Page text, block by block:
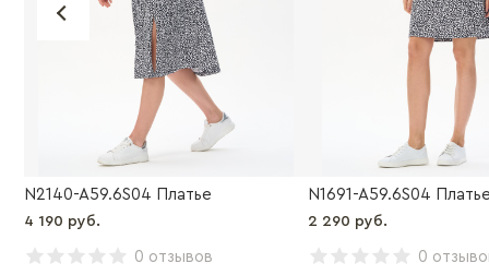
N2140-A59.6S04 Платье
4 190 руб.
0 отзывов
N1691-A59.6S04
2 290 руб.
0